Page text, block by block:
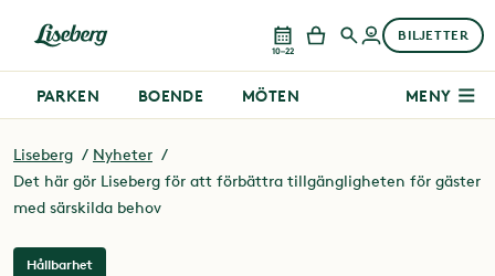
10–22
BILJETTER
PARKEN BOENDE MÖTEN MENY
Liseberg
Nyheter
Det här gör Liseberg för att förbättra tillgängligheten för gäster
med särskilda behov
Hållbarhet